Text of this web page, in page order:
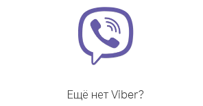
Ещё нет Viber?